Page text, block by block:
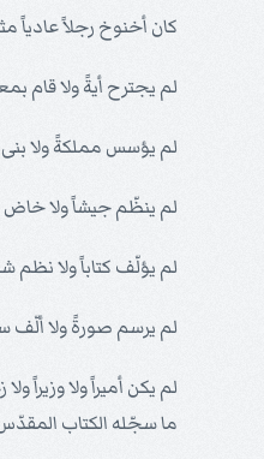
كان أخنوخ رجلاً عادياً
لم يجترح أيةً ولا قام
لم يؤسس مملكةً ولا
لم ينظّم جيشاً ولا خاض
لم يؤلّف كتاباً ولا نظم
لم يرسم صورةً ولا ألّف
لم يكن أميراً ولا وزيراً
ما سجّله الكتاب